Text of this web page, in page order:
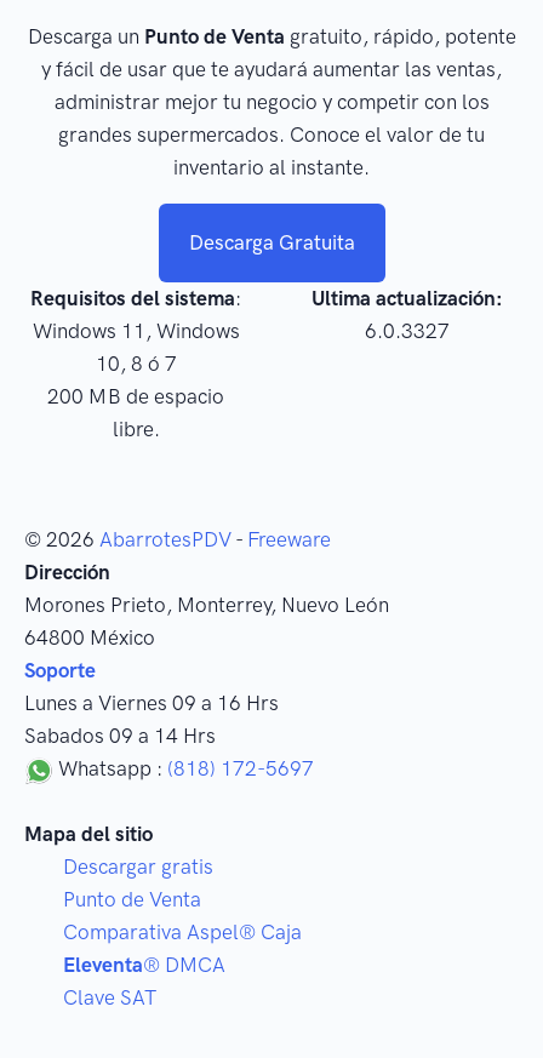
Descarga un Punto de Venta gratuito, rápido, potente
y fácil de usar que te ayudará aumentar las ventas,
administrar mejor tu negocio y competir con los
grandes supermercados. Conoce el valor de tu
inventario al instante.
Descarga Gratuita
Requisitos del sistema:
Windows 11, Windows
10, 8 ó 7
200 MB de espacio
libre.
Ultima actualización:
6.0.3327
© 2026 AbarrotesPDV - Freeware
Dirección
Morones Prieto, Monterrey, Nuevo León
64800 México
Soporte
Lunes a Viernes 09 a 16 Hrs
Sabados 09 a 14 Hrs
Whatsapp : (818) 172-5697
Mapa del sitio
Descargar gratis
Punto de Venta
Comparativa Aspel® Caja
Eleventa® DMCA
Clave SAT